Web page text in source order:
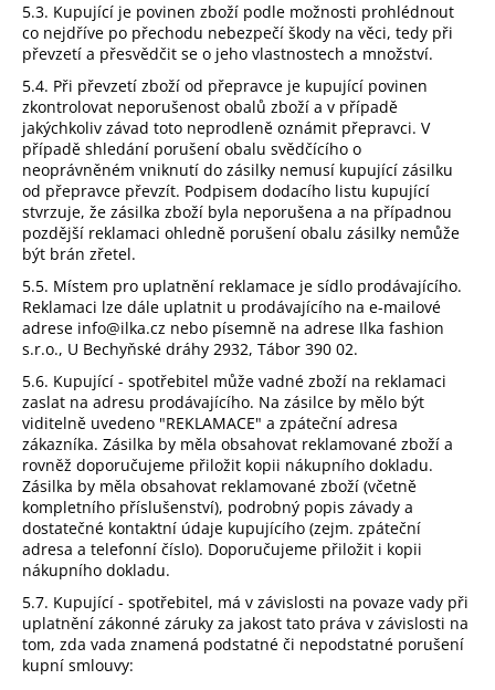
5.3. Kupující je povinen zboží podle možnosti prohlédnout
co nejdříve po přechodu nebezpečí škody na věci, tedy při
převzetí a přesvědčit se o jeho vlastnostech a množství.
5.4. Při převzetí zboží od přepravce je kupující povinen
zkontrolovat neporušenost obalů zboží a v případě
jakýchkoliv závad toto neprodleně oznámit přepravci. V
případě shledání porušení obalu svědčícího o
neoprávněném vniknutí do zásilky nemusí kupující zásilku
od přepravce převzít. Podpisem dodacího listu kupující
stvrzuje, že zásilka zboží byla neporušena a na případnou
pozdější reklamaci ohledně porušení obalu zásilky nemůže
být brán zřetel.
5.5. Místem pro uplatnění reklamace je sídlo prodávajícího.
Reklamaci lze dále uplatnit u prodávajícího na e-mailové
adrese info@ilka.cz nebo písemně na adrese Ilka fashion
s.r.o., U Bechyňské dráhy 2932, Tábor 390 02.
5.6. Kupující - spotřebitel může vadné zboží na reklamaci
zaslat na adresu prodávajícího. Na zásilce by mělo být
viditelně uvedeno "REKLAMACE" a zpáteční adresa
zákazníka. Zásilka by měla obsahovat reklamované zboží a
rovněž doporučujeme přiložit kopii nákupního dokladu.
Zásilka by měla obsahovat reklamované zboží (včetně
kompletního příslušenství), podrobný popis závady a
dostatečné kontaktní údaje kupujícího (zejm. zpáteční
adresa a telefonní číslo). Doporučujeme přiložit i kopii
nákupního dokladu.
5.7. Kupující - spotřebitel, má v závislosti na povaze vady při
uplatnění zákonné záruky za jakost tato práva v závislosti na
tom, zda vada znamená podstatné či nepodstatné porušení
kupní smlouvy: